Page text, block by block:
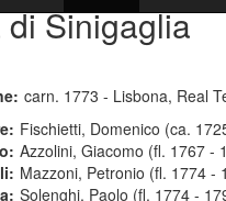
Sinigaglia
carn. 1773 - Lisbona, Real
Fischietti, Domenico (ca.
Azzolini, Giacomo (fl. 1767 -
Mazzoni, Petronio (fl. 1774 -
Solenghi, Paolo (fl. 1774 -